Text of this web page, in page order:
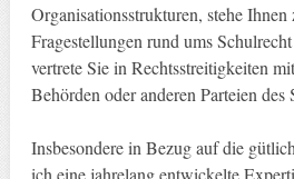
Organisationsstrukturen, stehe
Fragestellungen rund ums
vertrete Sie in Rechtsstreitigkeiten
Behörden oder anderen Parteien des
Insbesondere in Bezug auf die
ich eine jahrelang entwickelte